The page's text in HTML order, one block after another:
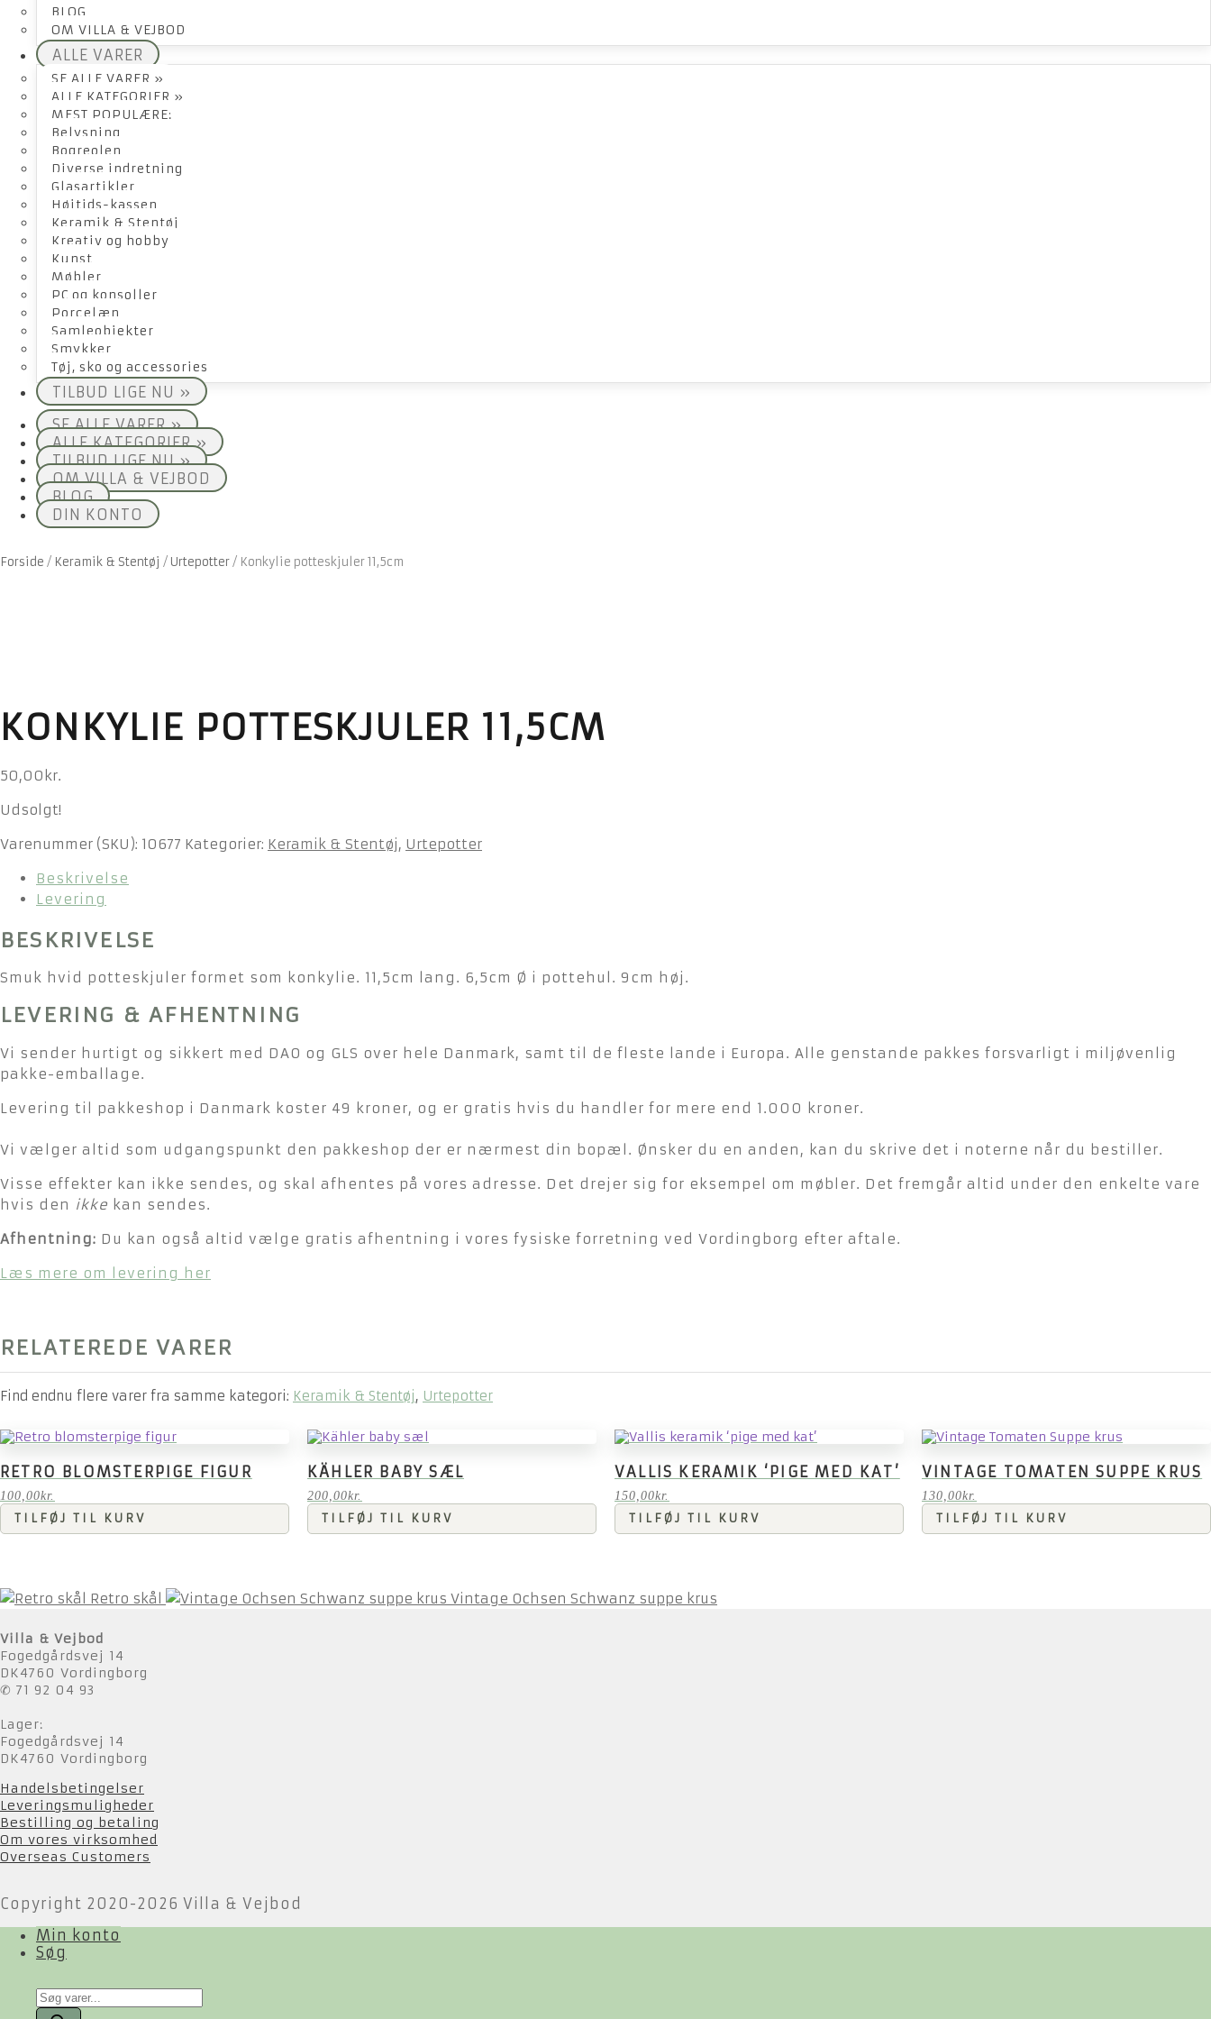
BLOG
OM VILLA & VEJBOD
ALLE VARER
SE ALLE VARER »
ALLE KATEGORIER »
MEST POPULÆRE:
Belysning
Bogreolen
Diverse indretning
Glasartikler
Højtids-kassen
Keramik & Stentøj
Kreativ og hobby
Kunst
Møbler
PC og konsoller
Porcelæn
Samleobjekter
Smykker
Tøj, sko og accessories
TILBUD LIGE NU »
SE ALLE VARER »
ALLE KATEGORIER »
TILBUD LIGE NU »
OM VILLA & VEJBOD
BLOG
DIN KONTO
Forside / Keramik & Stentøj / Urtepotter/ Konkylie potteskjuler 11,5cm
KONKYLIE POTTESKJULER 11,5CM
50,00 kr.
Udsolgt!
Varenummer (SKU): 10677 Kategorier: Keramik & Stentøj, Urtepotter
Beskrivelse
Levering
BESKRIVELSE
Smuk hvid potteskjuler formet som konkylie. 11,5cm lang. 6,5cm Ø i pottehul. 9cm høj.
LEVERING & AFHENTNING
Vi sender hurtigt og sikkert med DAO og GLS over hele Danmark, samt til de fleste lande i Europa. Alle genstande pakkes forsvarligt i miljøvenlig
pakke-emballage.
Levering til pakkeshop i Danmark koster 49 kroner, og er gratis hvis du handler for mere end 1.000 kroner.
Vi vælger altid som udgangspunkt den pakkeshop der er nærmest din bopæl. Ønsker du en anden, kan du skrive det i noterne når du bestiller.
Visse effekter kan ikke sendes, og skal afhentes på vores adresse. Det drejer sig for eksempel om møbler. Det fremgår altid under den enkelte vare
hvis den ikke kan sendes.
Afhentning: Du kan også altid vælge gratis afhentning i vores fysiske forretning ved Vordingborg efter aftale.
Læs mere om levering her
RELATEREDE VARER
Find endnu flere varer fra samme kategori: Keramik & Stentøj, Urtepotter
RETRO BLOMSTERPIGE FIGUR
100,00kr.
TILFØJ TIL KURV
KÄHLER BABY SÆL
200,00kr.
TILFØJ TIL KURV
VALLIS KERAMIK ‘PIGE MED KAT’
150,00kr.
TILFØJ TIL KURV
VINTAGE TOMATEN SUPPE KRUS
130,00kr.
TILFØJ TIL KURV
Retro skål Vintage Ochsen Schwanz suppe krus
Villa & Vejbod
Fogedgårdsvej 14
DK4760 Vordingborg
✆ 71 92 04 93
Lager:
Fogedgårdsvej 14
DK4760 Vordingborg
Handelsbetingelser
Leveringsmuligheder
Bestilling og betaling
Om vores virksomhed
Overseas Customers
Copyright 2020-2026 Villa & Vejbod
Min konto
Søg
Products
search